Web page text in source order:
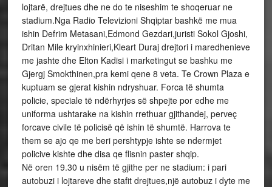
lojtarë, drejtues dhe ne do te niseshim te shoqeruar ne
stadium.Nga Radio Televizioni Shqiptar bashkë me mua
ishin Defrim Metasani,Edmond Gezdari,juristi Sokol Gjoshi,
Dritan Mile kryinxhinieri,Kleart Duraj drejtori i maredhenieve
me jashte dhe Elton Kadisi i marketingut se bashku me
Gjergj Smokthinen,pra kemi qene 8 veta. Te Crown Plaza e
kuptuam se gjerat kishin ndryshuar. Forca të shumta
policie, speciale të ndërhyrjes së shpejte por edhe me
uniforma ushtarake na kishin rrethuar gjithandej, perveç
forcave civile të policisë që ishin të shumtë. Harrova te
them se ajo qe me beri pershtypje ishte se ndermjet
policive kishte dhe disa qe flisnin paster shqip.
Në oren 19.30 u nisëm të gjithe per ne stadium: i pari
autobuzi i lojtareve dhe stafit drejtues,një autobuz i dyte me